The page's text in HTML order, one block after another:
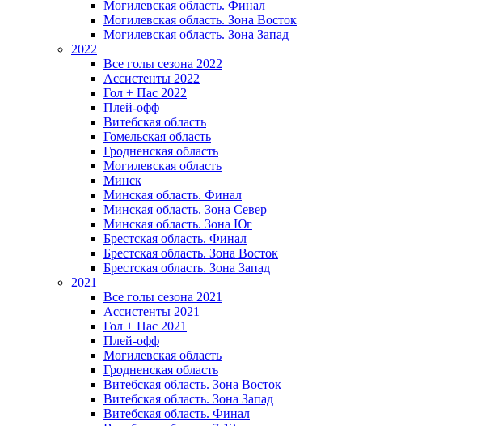
Могилевская область. Финал
Могилевская область. Зона Восток
Могилевская область. Зона Запад
2022
Все голы сезона 2022
Ассистенты 2022
Гол + Пас 2022
Плей-офф
Витебская область
Гомельская область
Гродненская область
Могилевская область
Минск
Mинская область. Финал
Минская область. Зона Север
Минская область. Зона Юг
Брестская область. Финал
Брестская область. Зона Восток
Брестская область. Зона Запад
2021
Все голы сезона 2021
Ассистенты 2021
Гол + Пас 2021
Плей-офф
Могилевская область
Гродненская область
Витебская область. Зона Восток
Витебская область. Зона Запад
Витебская область. Финал